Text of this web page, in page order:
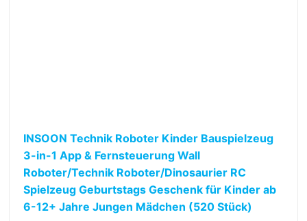
INSOON Technik Roboter Kinder Bauspielzeug
3-in-1 App & Fernsteuerung Wall
Roboter/Technik Roboter/Dinosaurier RC
Spielzeug Geburtstags Geschenk für Kinder ab
6-12+ Jahre Jungen Mädchen (520 Stück)